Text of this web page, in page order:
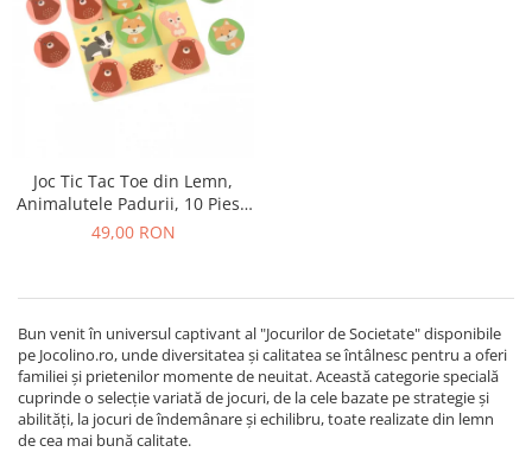
9+ Ani
Joc Tic Tac Toe din Lemn,
Animalutele Padurii, 10 Piese
in Punga Textila
49,00 RON
Bun venit în universul captivant al "Jocurilor de Societate" disponibile
pe Jocolino.ro, unde diversitatea și calitatea se întâlnesc pentru a oferi
familiei și prietenilor momente de neuitat. Această categorie specială
cuprinde o selecție variată de jocuri, de la cele bazate pe strategie și
abilități, la jocuri de îndemânare și echilibru, toate realizate din lemn
de cea mai bună calitate.